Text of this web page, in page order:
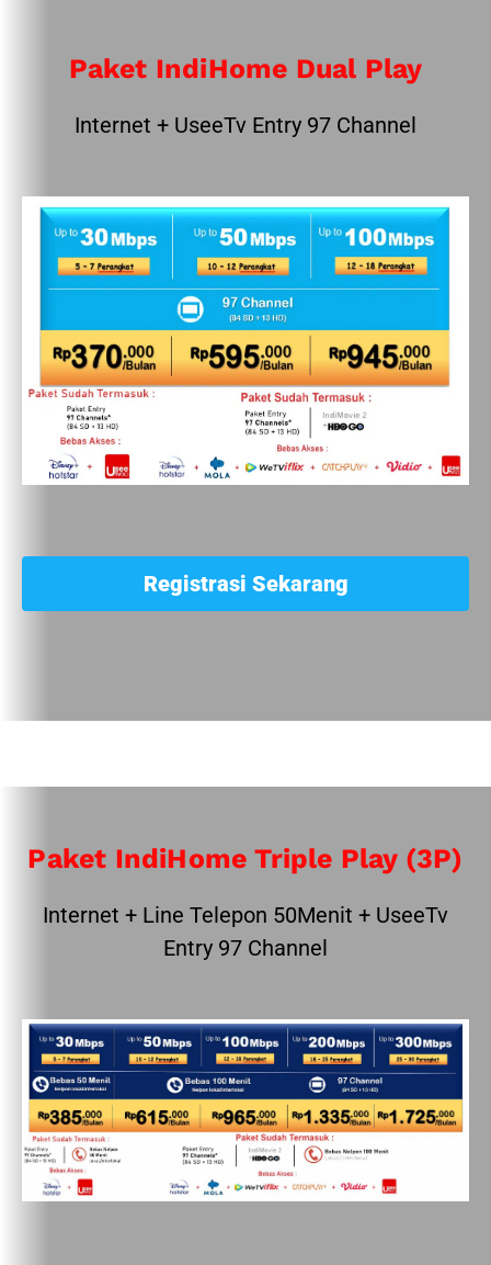
Paket IndiHome Dual Play
Internet + UseeTv Entry 97 Channel
Registrasi Sekarang
Paket IndiHome Triple Play (3P)
Internet + Line Telepon 50Menit + UseeTv
Entry 97 Channel